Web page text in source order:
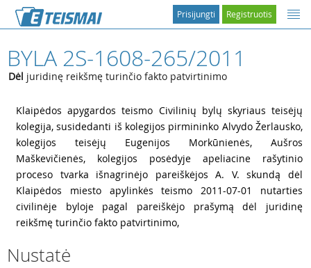
Registruotis
Prisijungti
BYLA 2S-1608-265/2011
Dėl juridinę reikšmę turinčio fakto patvirtinimo
Klaipėdos apygardos teismo Civilinių bylų skyriaus teisėjų
kolegija, susidedanti iš kolegijos pirmininko Alvydo Žerlausko,
kolegijos teisėjų Eugenijos Morkūnienės, Aušros
Maškevičienės, kolegijos posėdyje apeliacine rašytinio
proceso tvarka išnagrinėjo pareiškėjos A. V. skundą dėl
Klaipėdos miesto apylinkės teismo 2011-07-01 nutarties
civilinėje byloje pagal pareiškėjo prašymą dėl juridinę
reikšmę turinčio fakto patvirtinimo,
Nustatė